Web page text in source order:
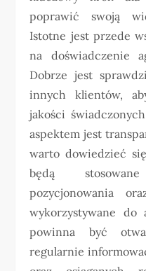
poprawić swoją
Istotne jest przede
na doświadczenie
Dobrze jest
innych klientów,
jakości
aspektem jest
warto dowiedzieć
będą
pozycjonowania
wykorzystywane do
powinna być
regularnie